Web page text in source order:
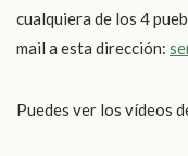
cualquiera de los 4
mail a esta dirección:
Puedes ver los vídeos